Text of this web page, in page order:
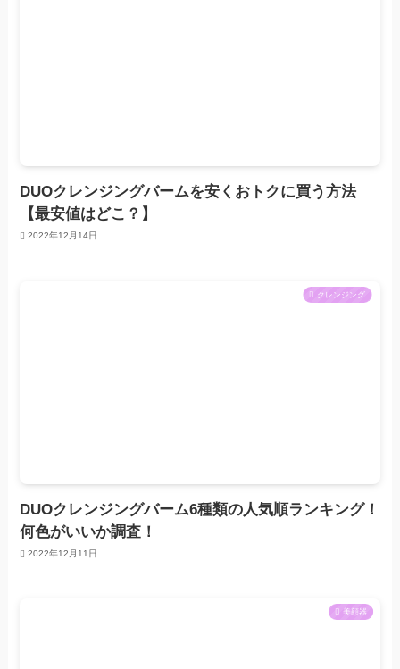
DUOクレンジングバームを安くおトクに買う方法
【最安値はどこ？】
2022年12月14日
クレンジング
DUOクレンジングバーム6種類の人気順ランキング！
何色がいいか調査！
2022年12月11日
美顔器